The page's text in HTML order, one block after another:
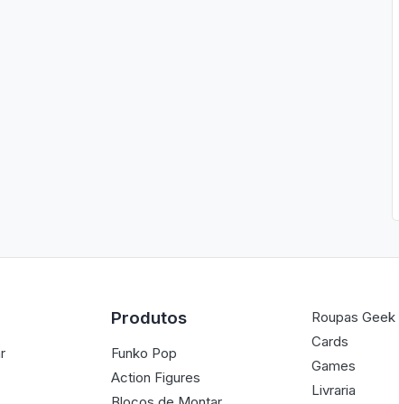
Produtos
Funko Pop
Action Figures
Roupas Geek
Cards
Games
Livraria